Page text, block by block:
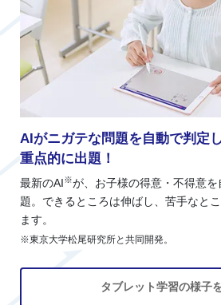
AIがニガテな問題を自動で判定し
重点的に出題！
最新のAI※が、お子様の得意・不得意
題。できるところは伸ばし、苦手なと
ます。
※東京大学松尾研究所と共同開発。
タブレット学習の様子